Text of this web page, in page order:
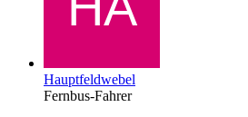
Hauptfeldwebel
Fernbus-Fahrer